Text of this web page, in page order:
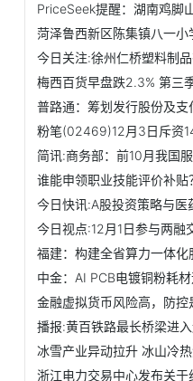
今日快讯:A股投资策略与医
中金：AI PCB电镀铜粉耗
播报:黄百铁路最长桥梁进
冰雪产业异动拉升 冰山冷